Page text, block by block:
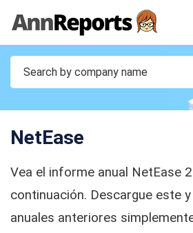
NetEase
Vea el informe anual NetEase
continuación. Descargue este
anuales anteriores